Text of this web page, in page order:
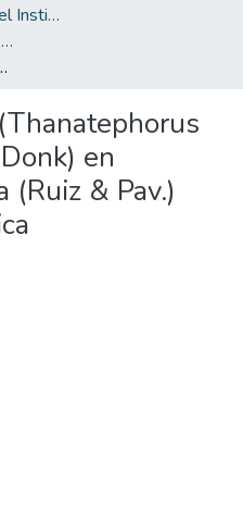
Portal de Revistas del Instituto Tecnológico de Costa Rica
Revista Forestal Mesoamericana Kurú
(Ruiz & Pav.) Steud. en Costa Rica
en
(Ruiz & Pav.)